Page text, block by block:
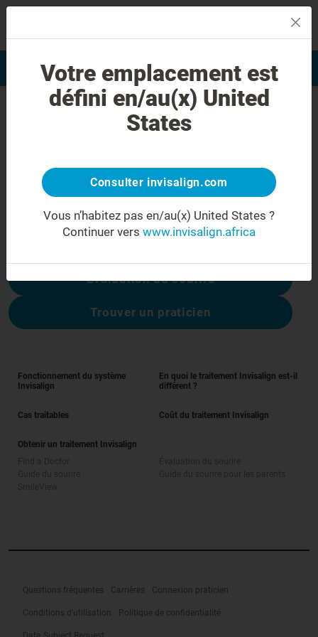
Evaluation du sourire Find a Doctor
Erreur 404
Cette page n’est pas disponible, les autres
sont :
Évaluation du sourire
Trouver un praticien
Fonctionnement du système
Invisalign
En quoi le traitement Invisalign est-il
différent ?
Cas traitables Coût du traitement Invisalign
Obtenir un traitement Invisalign
Questions fréquentes Carrières Connexion praticien
Conditions d'utilisation Politique de confidentialité
Votre emplacement est
défini en/au(x) United
States
Consulter invisalign.com
Vous n’habitez pas en/au(x) United States ?
Continuer vers www.invisalign.africa